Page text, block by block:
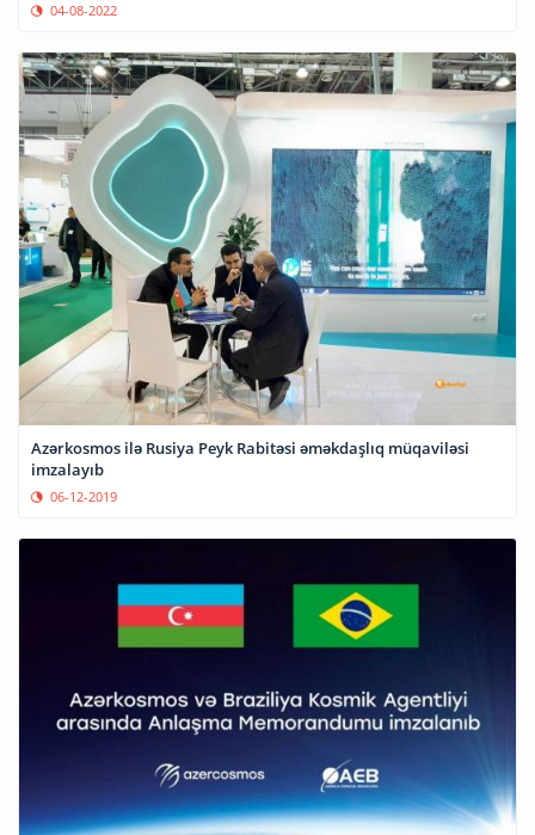
04-08-2022
Azərkosmos ilə Rusiya Peyk Rabitəsi əməkdaşlıq müqaviləsi
imzalayıb
06-12-2019